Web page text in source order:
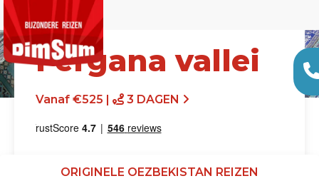
Fergana vallei
Vanaf €525 | 3 DAGEN
ORIGINELE OEZBEKISTAN REIZEN